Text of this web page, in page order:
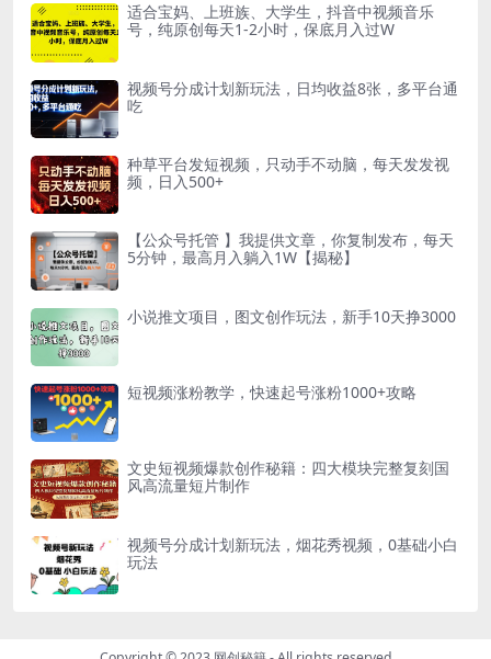
适合宝妈、上班族、大学生，抖音中视频音乐
号，纯原创每天1-2小时，保底月入过W
视频号分成计划新玩法，日均收益8张，多平台通
吃
种草平台发短视频，只动手不动脑，每天发发视
频，日入500+
【公众号托管 】我提供文章，你复制发布，每天
5分钟，最高月入躺入1W【揭秘】
小说推文项目，图文创作玩法，新手10天挣3000
短视频涨粉教学，快速起号涨粉1000+攻略
文史短视频爆款创作秘籍：四大模块完整复刻国
风高流量短片制作
视频号分成计划新玩法，烟花秀视频，0基础小白
玩法